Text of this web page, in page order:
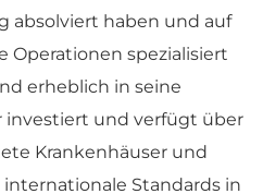
absolviert haben und auf
Operationen spezialisiert
erheblich in seine
und verfügt über
Krankenhäuser und
Standards in